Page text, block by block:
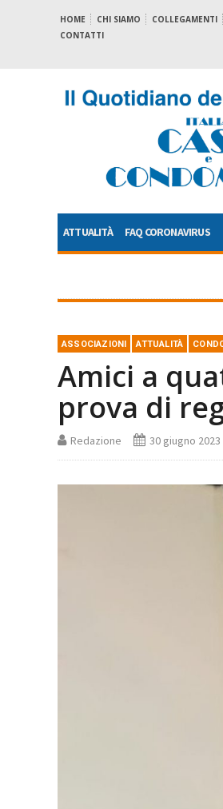
HOME CHI SIAMO COLLEGAMENTI
CONTATTI
ATTUALITÀ FAQ CORONAVIRUS
ASSOCIAZIONI ATTUALITÀ
Amici a
prova di
Redazione 30 giugno 2023